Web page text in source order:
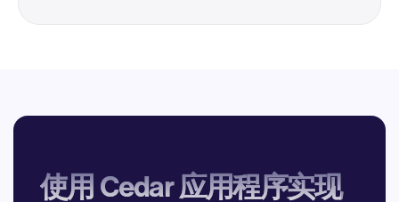
使用 Cedar 应用程序实现